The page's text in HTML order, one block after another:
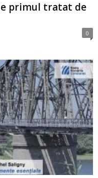
primul tratat de
0